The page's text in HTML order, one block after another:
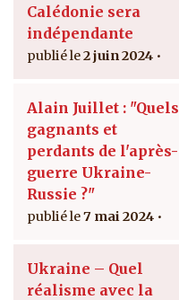
Calédonie sera
indépendante
2 juin 2024
Alain Juillet : "Quels
gagnants et
perdants de l'après-
guerre Ukraine-
Russie ?"
7 mai 2024
Ukraine – Quel
réalisme avec la